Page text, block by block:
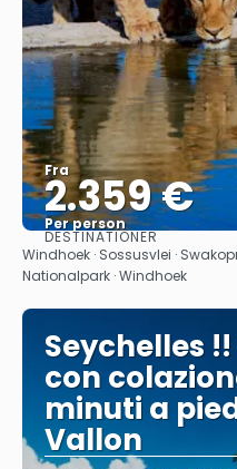
Fra
2.359 €
Per person
DESTINATIONER
Windhoek · Sossusvlei ·
Nationalpark · Windhoek
Seychelles
con
minuti a
Vallon